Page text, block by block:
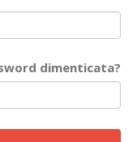
dimenticata?